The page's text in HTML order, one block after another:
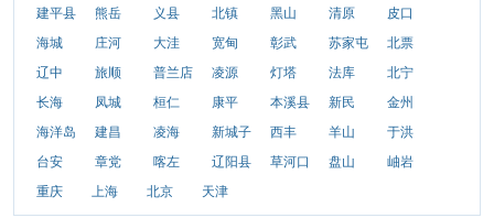
建平县
熊岳 义县 北镇 黑山 清原
皮口
海城
庄河 大洼 宽甸 彰武 苏家屯
北票
辽中
旅顺 普兰店 凌源 灯塔 法库
北宁
长海
凤城 桓仁 康平 本溪县 新民
金州
海洋岛
建昌 凌海 新城子 西丰 羊山
于洪
台安
章党 喀左 辽阳县 草河口 盘山
岫岩
重庆
上海 北京 天津